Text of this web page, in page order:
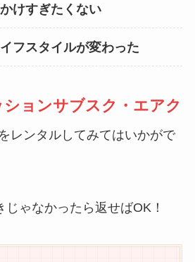
けすぎたくない
フスタイルが変わった
ションサブスク・エアク
レンタルしてみてはいかがで
ゃなかったら返せばOK！